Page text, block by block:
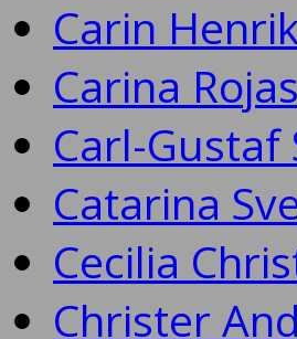
Carin
Carina Rojas
Carl-Gustaf
Catarina
Cecilia
Christer